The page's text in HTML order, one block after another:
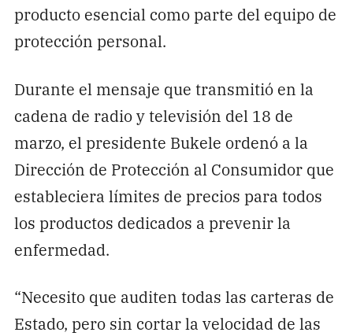
producto esencial como parte del equipo de
protección personal.
Durante el mensaje que transmitió en la
cadena de radio y televisión del 18 de
marzo, el presidente Bukele ordenó a la
Dirección de Protección al Consumidor que
estableciera límites de precios para todos
los productos dedicados a prevenir la
enfermedad.
“Necesito que auditen todas las carteras de
Estado, pero sin cortar la velocidad de las